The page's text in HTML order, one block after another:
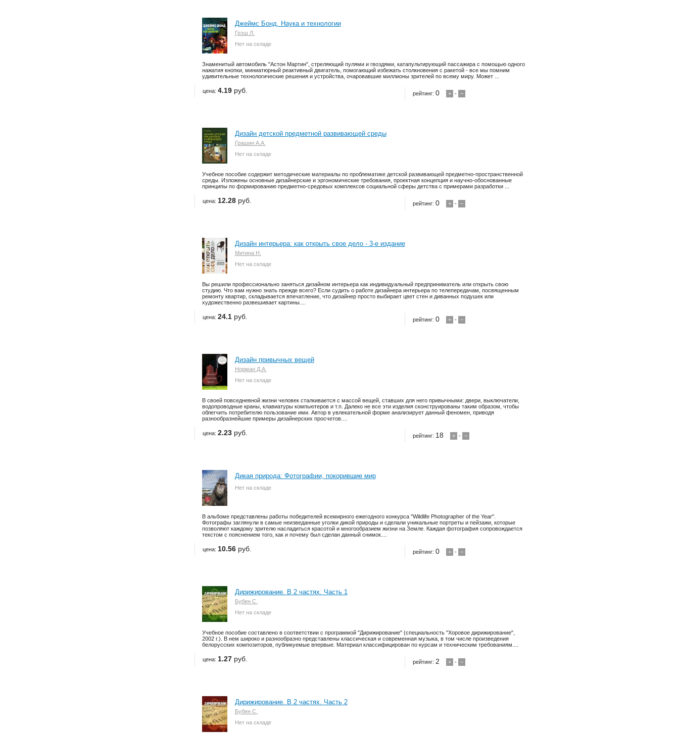
Джеймс Бонд. Наука и технологии
Грэш Л.
Нет на складе
Знаменитый автомобиль "Астон Мартин", стреляющий пулями и гвоздями, катапультирующий пассажира с помощью одного
нажатия кнопки, миниатюрный реактивный двигатель, помогающий избежать столкновения с ракетой - все мы помним
удивительные технологические решения и устройства, очаровавшие миллионы зрителей по всему миру. Может ...
рейтинг: 0 + - −
цена: 4.19руб.
Дизайн детской предметной развивающей среды
Грашин А.А.
Нет на складе
Учебное пособие содержит методические материалы по проблематике детской развивающей предметно-пространственной
среды. Изложены основные дизайнерские и эргономические требования, проектная концепция и научно-обоснованные
принципы по формированию предметно-средовых комплексов социальной сферы детства с примерами разработки ...
рейтинг: 0 + - −
цена: 12.28руб.
Дизайн интерьера: как открыть свое дело - 3-е издание
Митина Н.
Нет на складе
Вы решили профессионально заняться дизайном интерьера как индивидуальный предприниматель или открыть свою
студию. Что вам нужно знать прежде всего? Если судить о работе дизайнера интерьера по телепередачам, посвященным
ремонту квартир, складывается впечатление, что дизайнер просто выбирает цвет стен и диванных подушек или
художественно развешивает картины....
рейтинг: 0 + - −
цена: 24.1руб.
Дизайн привычных вещей
Норман Д.А.
Нет на складе
В своей повседневной жизни человек сталкивается с массой вещей, ставших для него привычными: двери, выключатели,
водопроводные краны, клавиатуры компьютеров и т.п. Далеко не все эти изделия сконструированы таким образом, чтобы
облегчить потребителю пользование ими. Автор в увлекательной форме анализирует данный феномен, приводя
разнообразнейшие примеры дизайнерских просчетов....
рейтинг: 18 + - −
цена: 2.23руб.
Дикая природа: Фотографии, покорившие мир
Нет на складе
В альбоме представлены работы победителей всемирного ежегодного конкурса "Wildlife Photographer of the Year".
Фотографы заглянули в самые неизведанные уголки дикой природы и сделали уникальные портреты и пейзажи, которые
позволяют каждому зрителю насладиться красотой и многообразием жизни на Земле. Каждая фотография сопровождается
текстом с пояснением того, как и почему был сделан данный снимок....
рейтинг: 0 + - −
цена: 10.56руб.
Дирижирование. В 2 частях. Часть 1
Бубен C.
Нет на складе
Учебное пособие составлено в соответствии с программой "Дирижирование" (специальность "Хоровое дирижирование",
2002 г.). В нем широко и разнообразно представлены классическая и современная музыка, в том числе произведения
белорусских композиторов, публикуемые впервые. Материал классифицирован по курсам и техническим требованиям....
рейтинг: 2 + - −
цена: 1.27руб.
Дирижирование. В 2 частях. Часть 2
Бубен C.
Нет на складе